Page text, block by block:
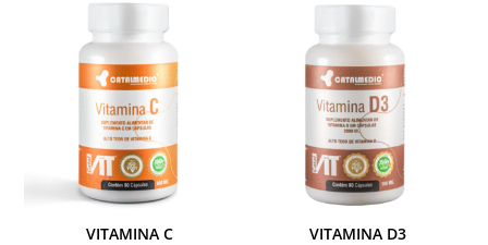
VITAMINA C VITAMINA D3